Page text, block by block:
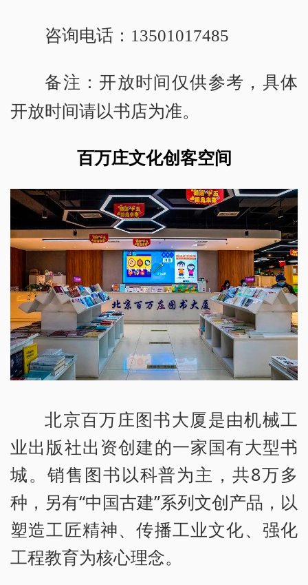
咨询电话：13501017485
备注：开放时间仅供参考，具体
开放时间请以书店为准。
百万庄文化创客空间
北京百万庄图书大厦是由机械工
业出版社出资创建的一家国有大型书
城。销售图书以科普为主，共8万多
种，另有“中国古建”系列文创产品，以
塑造工匠精神、传播工业文化、强化
工程教育为核心理念。